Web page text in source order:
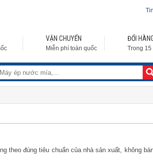
VẬN CHUYỂN
Miễn phí toàn quốc
ĐỔI
Trong 15
theo đúng tiêu chuẩn của nhà sản xuất, không